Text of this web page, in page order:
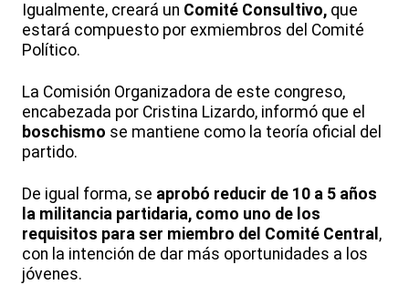
Igualmente, creará un Comité Consultivo, que
estará compuesto por exmiembros del Comité
Político.
La Comisión Organizadora de este congreso,
encabezada por Cristina Lizardo, informó que el
boschismo se mantiene como la teoría oficial del
partido.
De igual forma, se aprobó reducir de 10 a 5 años
la militancia partidaria, como uno de los
requisitos para ser miembro del Comité Central ,
con la intención de dar más oportunidades a los
jóvenes.